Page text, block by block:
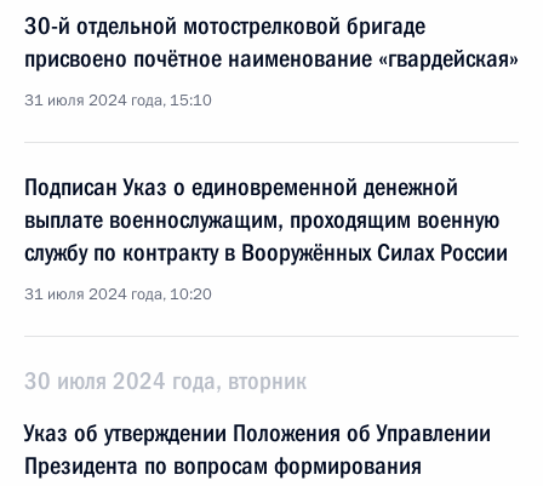
30-й отдельной мотострелковой бригаде
присвоено почётное наименование «гвардейская»
31 июля 2024 года, 15:10
Подписан Указ о единовременной денежной
выплате военнослужащим, проходящим военную
службу по контракту в Вооружённых Силах России
31 июля 2024 года, 10:20
30 июля 2024 года, вторник
Указ об утверждении Положения об Управлении
Президента по вопросам формирования